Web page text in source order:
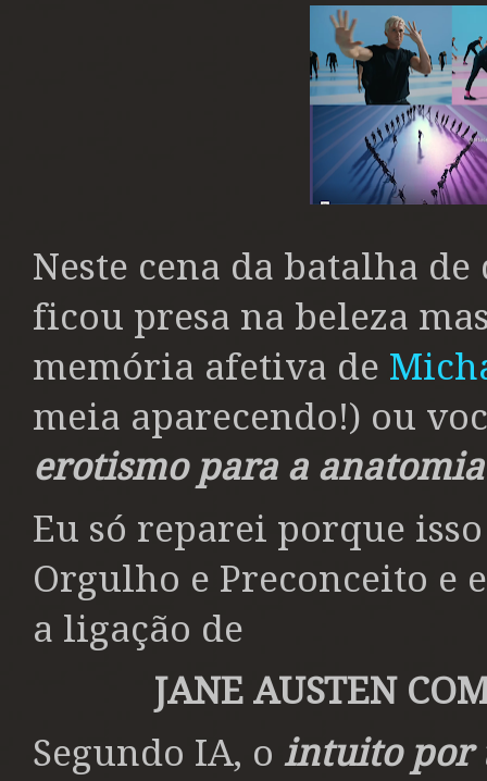
Neste cena da batalha de
ficou presa na beleza
memória afetiva de
meia aparecendo!) ou
erotismo para a
Eu só reparei porque
Orgulho e Preconceito e
a ligação de
JANE AUSTEN
Segundo IA, o intuito por